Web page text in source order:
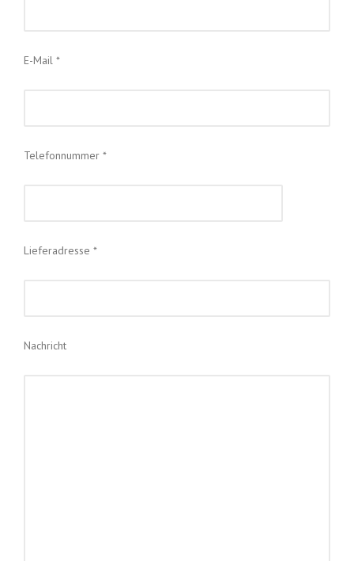
E-Mail *
Telefonnummer *
Lieferadresse *
Nachricht